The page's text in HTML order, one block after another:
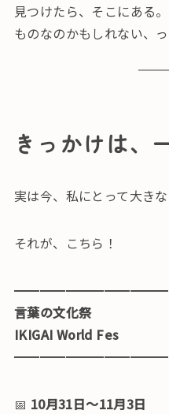
見つけたら、そこにある
ものなのかもしれない、っ
きっかけは、
実は今、私にとって大き
それが、こちら！
言葉の文化祭
IKIGAI World Fes
📅 10月31日〜11月3日